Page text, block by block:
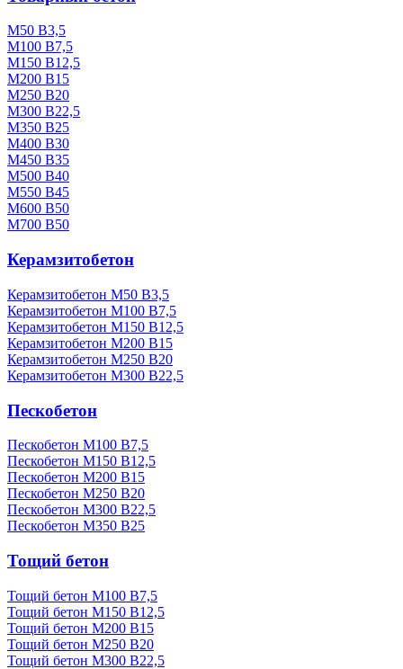
М50 В3,5
М100 В7,5
М150 В12,5
М200 В15
М250 В20
М300 В22,5
М350 В25
М400 В30
М450 В35
М500 В40
М550 В45
М600 В50
М700 В50
Керамзитобетон
Керамзитобетон М50 В3,5
Керамзитобетон М100 В7,5
Керамзитобетон М150 В12,5
Керамзитобетон М200 В15
Керамзитобетон М250 В20
Керамзитобетон М300 В22,5
Пескобетон
Пескобетон М100 В7,5
Пескобетон М150 В12,5
Пескобетон М200 В15
Пескобетон М250 В20
Пескобетон М300 В22,5
Пескобетон М350 В25
Тощий бетон
Тощий бетон М100 В7,5
Тощий бетон М150 В12,5
Тощий бетон М200 В15
Тощий бетон М250 В20
Тощий бетон М300 В22,5